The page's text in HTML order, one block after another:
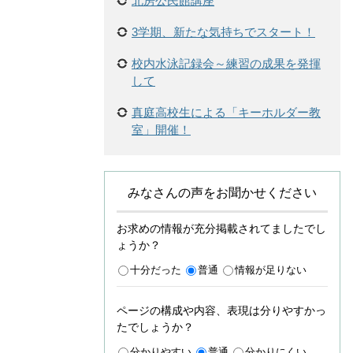
3学期、新たな気持ちでスタート！
校内水泳記録会～練習の成果を発揮
して
真庭高校生による「キーホルダー教
室」開催！
みなさんの声をお聞かせください
お求めの情報が充分掲載されてましたでし
ょうか？
十分だった 普通 情報が足りない
ページの構成や内容、表現は分りやすかっ
たでしょうか？